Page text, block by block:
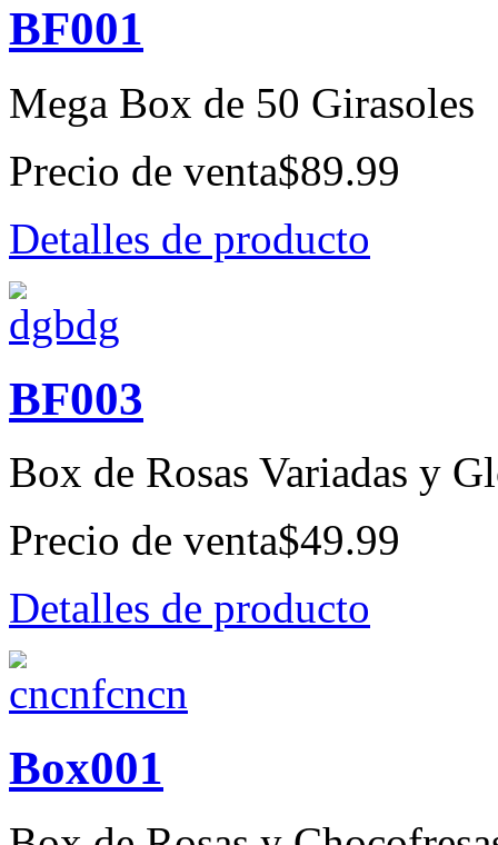
BF001
Mega Box de 50 Girasoles
Precio de venta$89.99
Detalles de producto
BF003
Box de Rosas Variadas y
Precio de venta$49.99
Detalles de producto
Box001